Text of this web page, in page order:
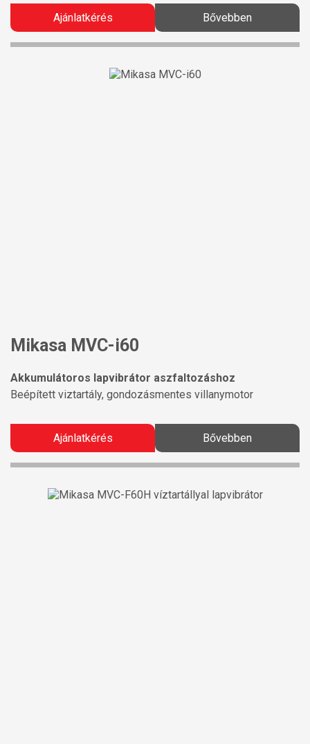
Ajánlatkérés Bővebben
Mikasa MVC-i60
Akkumulátoros lapvibrátor aszfaltozáshoz
Beépített viztartály, gondozásmentes villanymotor
Ajánlatkérés Bővebben